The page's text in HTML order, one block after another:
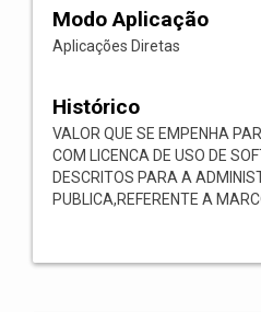
Modo Aplicação
Aplicações Diretas
Histórico
VALOR QUE SE EMPENHA
COM LICENCA DE USO DE
DESCRITOS PARA A
PUBLICA,REFERENTE A